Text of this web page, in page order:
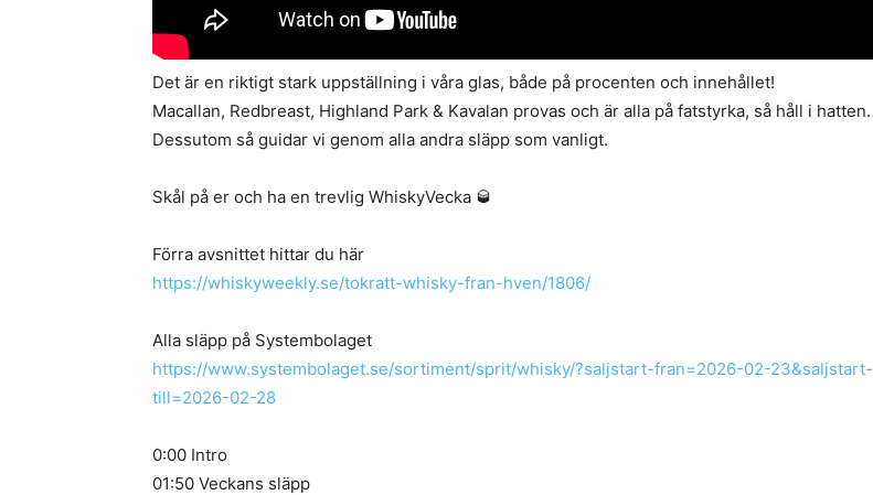
Det är en riktigt stark uppställning i våra glas, både på procenten och innehållet!
Macallan, Redbreast, Highland Park & Kavalan provas och är alla på fatstyrka, så håll i hatten.
Dessutom så guidar vi genom alla andra släpp som vanligt.
Skål på er och ha en trevlig WhiskyVecka 🥃
Förra avsnittet hittar du här
https://whiskyweekly.se/tokratt-whisky-fran-hven/1806/
Alla släpp på Systembolaget
https://www.systembolaget.se/sortiment/sprit/whisky/?saljstart-fran=2026-02-23&saljstart-
till=2026-02-28
0:00 Intro
01:50 Veckans släpp